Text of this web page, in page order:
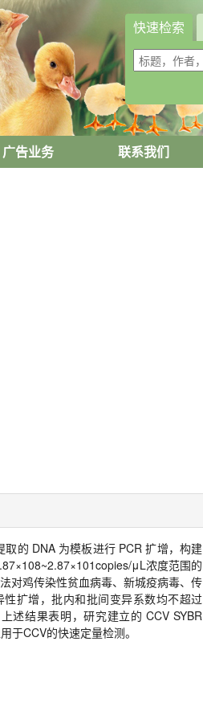
快速检索
广告业务 联系我们
的 DNA 为模板进行 PCR 扩增，构建
μL浓度范围的
对鸡传染性贫血病毒、新城疫病毒、传
扩增，批内和批间变异系数均不超过
述结果表明，研究建立的 CCV SYBR
CCV的快速定量检测。